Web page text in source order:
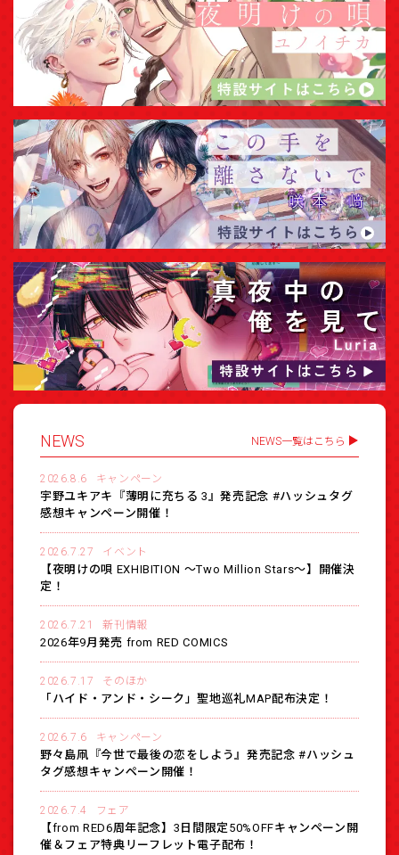
NEWS NEWS一覧はこちら
2026.8.6 キャンペーン
宇野ユキアキ『薄明に充ちる 3』発売記念 #ハッシュタグ
感想キャンペーン開催！
2026.7.27 イベント
【夜明けの唄 EXHIBITION 〜Two Million Stars〜】開催決
定！
2026.7.21 新刊情報
2026年9月発売 from RED COMICS
2026.7.17 そのほか
「ハイド・アンド・シーク」聖地巡礼MAP配布決定！
2026.7.6 キャンペーン
野々島凧『今世で最後の恋をしよう』発売記念 #ハッシュ
タグ感想キャンペーン開催！
2026.7.4 フェア
【from RED6周年記念】3日間限定50%OFFキャンペーン開
催＆フェア特典リーフレット電子配布！